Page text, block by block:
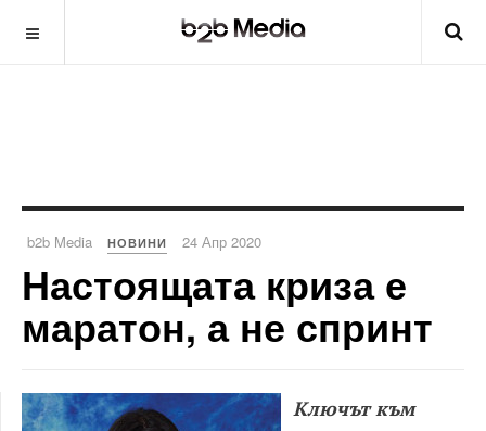
b2b Media НОВИНИ 24 Апр 2020
Настоящата криза е
маратон, а не спринт
Ключът към